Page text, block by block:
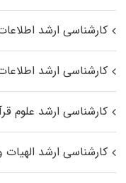
کارشناسی ارشد
کارشناسی ارشد
کارشناسی ارشد علوم
کارشناسی ارشد